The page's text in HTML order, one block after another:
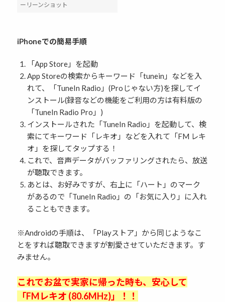
ーリーンショット
iPhoneでの簡易手順
「App Store」を起動
App Storeの検索からキーワード「tunein」などを入
れて、「TuneIn Radio」(Proじゃない方)を探してイ
ンストール(録音などの機能をご利用の方は有料版の
「TuneIn Radio Pro」)
インストールされた「TuneIn Radio」を起動して、検
索にてキーワード「レキオ」などを入れて「FM レキ
オ」を探してタップする！
これで、音声データがバッファリングされたら、放送
が聴取できます。
あとは、お好みですが、右上に「ハート」のマーク
があるので「TuneIn Radio」の「お気に入り」に入れ
ることもできます。
※Androidの手順は、「Playストア」から同じようなこ
とをすれば聴取できますが割愛させていただきます。す
みません。
これでお盆で実家に帰った時も、安心して
「FMレキオ (80.6MHz)」！！